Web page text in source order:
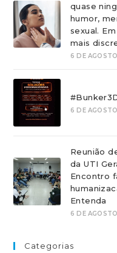
quase
humor,
sexual.
mais
6 DE
6 DE
Reunião
da UTI
Encontro
Entenda
6 DE
Categorias